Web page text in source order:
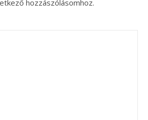
hozzászólásomhoz.